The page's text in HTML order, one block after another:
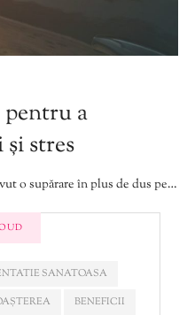
a
stres
o supărare în plus de dus pe…
SANATOASA
BENEFICII